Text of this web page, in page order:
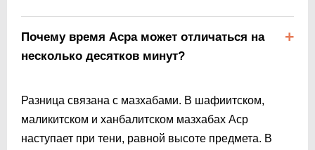
Почему время Асра может отличаться на
несколько десятков минут?
Разница связана с мазхабами. В шафиитском,
маликитском и ханбалитском мазхабах Аср
наступает при тени, равной высоте предмета. В